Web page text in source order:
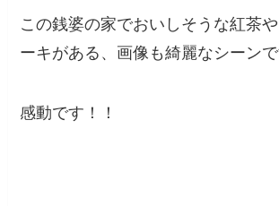
この銭婆の家でおいしそうな紅茶
ーキがある、画像も綺麗なシーンで
感動です！！